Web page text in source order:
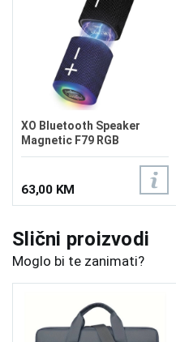
XO Bluetooth Speaker
Magnetic F79 RGB
63,00 KM
Slični proizvodi
Moglo bi te zanimati?